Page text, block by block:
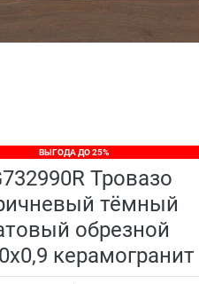
ВЫГОДА ДО 25%
Тровазо
тёмный
обрезной
керамогранит